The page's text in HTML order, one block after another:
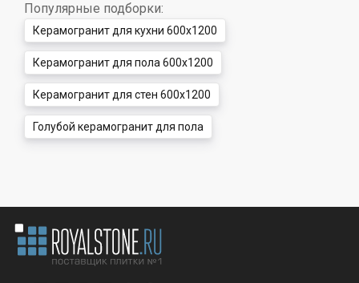
Популярные подборки:
Керамогранит для кухни 600x1200
Керамогранит для пола 600x1200
Керамогранит для стен 600x1200
Голубой керамогранит для пола